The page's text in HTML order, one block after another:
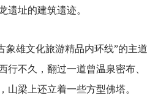
遗址的建筑遗迹。
象雄文化旅游精品内环线”的主道
行不久，翻过一道曾温泉密布、
山梁上还立着一些方型佛塔。